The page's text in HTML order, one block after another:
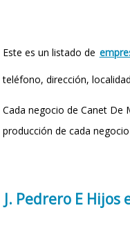
Este es un listado de
teléfono, dirección,
Cada negocio de Canet De
producción de cada
J. Pedrero E Hijos